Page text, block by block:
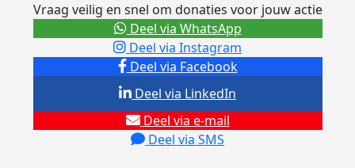
Vraag veilig en snel om donaties voor jouw actie
Deel via Facebook
Deel via Instagram
Deel via e-mail
Deel via SMS
Deel via LinkedIn
Deel via WhatsApp